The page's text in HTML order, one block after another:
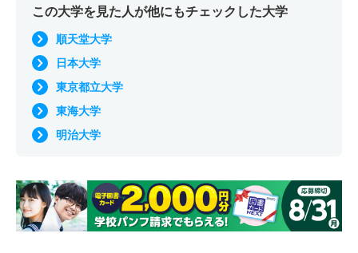
この大学を見た人が他にもチェックした大学
順天堂大学
日本大学
東京都立大学
東海大学
明治大学